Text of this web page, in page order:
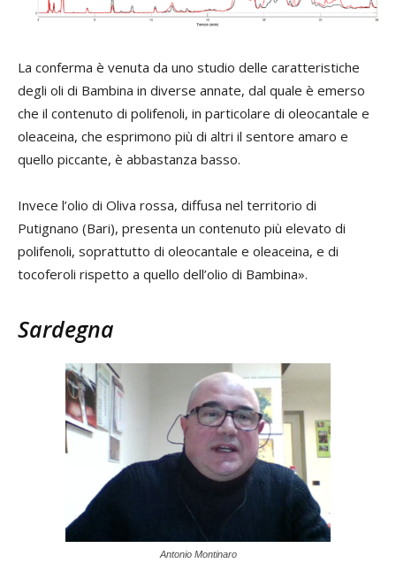
La conferma è venuta da uno studio delle caratteristiche
degli oli di Bambina in diverse annate, dal quale è emerso
che il contenuto di polifenoli, in particolare di oleocantale e
oleaceina, che esprimono più di altri il sentore amaro e
quello piccante, è abbastanza basso.
Invece l’olio di Oliva rossa, diffusa nel territorio di
Putignano (Bari), presenta un contenuto più elevato di
polifenoli, soprattutto di oleocantale e oleaceina, e di
tocoferoli rispetto a quello dell’olio di Bambina».
Sardegna
Antonio Montinaro